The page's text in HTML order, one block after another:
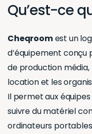
Qu’est-ce
Cheqroomest un
d’équipement
de production média,
location et les
Il permet aux
suivre du matériel
ordinateurs